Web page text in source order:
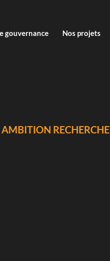
gouvernance Nos projets
AMBITION RECHERCHE